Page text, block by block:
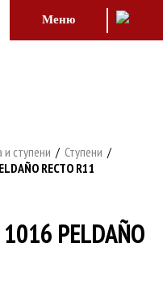
Меню
ступени / Ступени /
RECTO R11
PELDAÑO